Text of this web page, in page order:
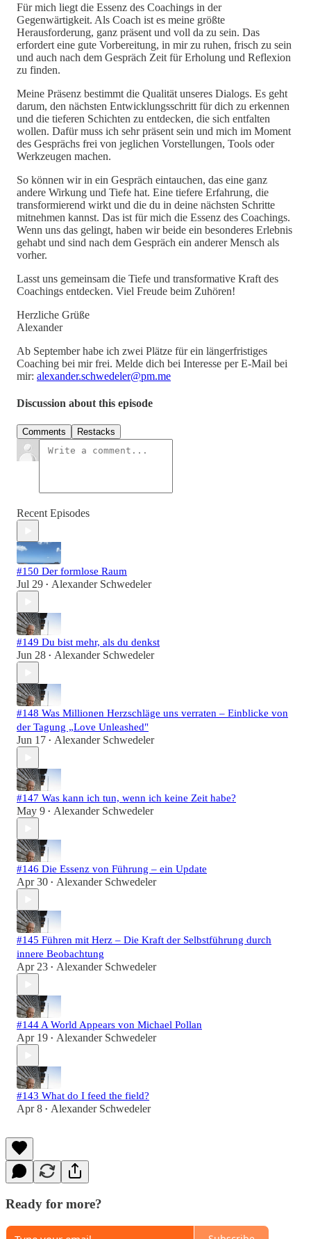
Für mich liegt die Essenz des Coachings in der
Gegenwärtigkeit. Als Coach ist es meine größte
Herausforderung, ganz präsent und voll da zu sein. Das
erfordert eine gute Vorbereitung, in mir zu ruhen, frisch zu sein
und auch nach dem Gespräch Zeit für Erholung und Reflexion
zu finden.
Meine Präsenz bestimmt die Qualität unseres Dialogs. Es geht
darum, den nächsten Entwicklungsschritt für dich zu erkennen
und die tieferen Schichten zu entdecken, die sich entfalten
wollen. Dafür muss ich sehr präsent sein und mich im Moment
des Gesprächs frei von jeglichen Vorstellungen, Tools oder
Werkzeugen machen.
So können wir in ein Gespräch eintauchen, das eine ganz
andere Wirkung und Tiefe hat. Eine tiefere Erfahrung, die
transformierend wirkt und die du in deine nächsten Schritte
mitnehmen kannst. Das ist für mich die Essenz des Coachings.
Wenn uns das gelingt, haben wir beide ein besonderes Erlebnis
gehabt und sind nach dem Gespräch ein anderer Mensch als
vorher.
Lasst uns gemeinsam die Tiefe und transformative Kraft des
Coachings entdecken. Viel Freude beim Zuhören!
Herzliche Grüße
Alexander
Ab September habe ich zwei Plätze für ein längerfristiges
Coaching bei mir frei. Melde dich bei Interesse per E-Mail bei
mir: alexander.schwedeler@pm.me
Discussion about this episode
Comments Restacks
Recent Episodes
#150 Der formlose Raum
Jul 29 • Alexander Schwedeler
#149 Du bist mehr, als du denkst
Jun 28 • Alexander Schwedeler
#148 Was Millionen Herzschläge uns verraten – Einblicke von
der Tagung „Love Unleashed"
Jun 17 • Alexander Schwedeler
#147 Was kann ich tun, wenn ich keine Zeit habe?
May 9 • Alexander Schwedeler
#146 Die Essenz von Führung – ein Update
Apr 30 • Alexander Schwedeler
#145 Führen mit Herz – Die Kraft der Selbstführung durch
innere Beobachtung
Apr 23 • Alexander Schwedeler
#144 A World Appears von Michael Pollan
Apr 19 • Alexander Schwedeler
#143 What do I feed the field?
Apr 8 • Alexander Schwedeler
Ready for more?